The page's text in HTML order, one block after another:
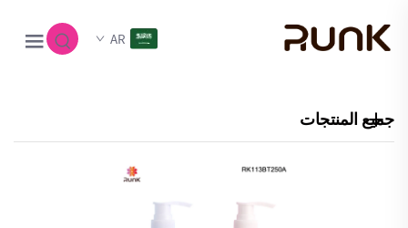
AR
جميع المنتجات